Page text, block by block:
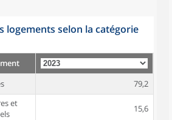
logements selon la catégorie
79,2
et
15,6